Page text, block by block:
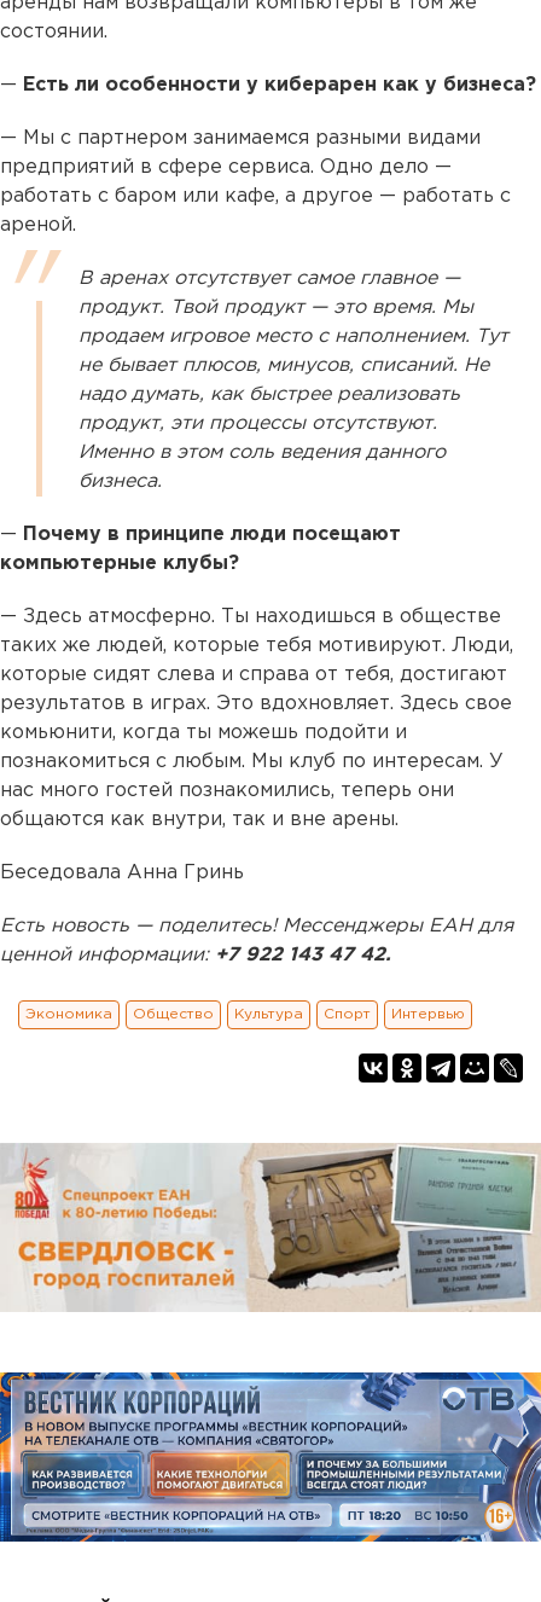
состоянии.
— Есть ли особенности у киберарен как у бизнеса?
— Мы с партнером занимаемся разными видами
предприятий в сфере сервиса. Одно дело —
работать с баром или кафе, а другое — работать с
ареной.
В аренах отсутствует самое главное —
продукт. Твой продукт — это время. Мы
продаем игровое место с наполнением. Тут
не бывает плюсов, минусов, списаний. Не
надо думать, как быстрее реализовать
продукт, эти процессы отсутствуют.
Именно в этом соль ведения данного
бизнеса.
— Почему в принципе люди посещают
компьютерные клубы?
— Здесь атмосферно. Ты находишься в обществе
таких же людей, которые тебя мотивируют. Люди,
которые сидят слева и справа от тебя, достигают
результатов в играх. Это вдохновляет. Здесь свое
комьюнити, когда ты можешь подойти и
познакомиться с любым. Мы клуб по интересам. У
нас много гостей познакомились, теперь они
общаются как внутри, так и вне арены.
Беседовала Анна Гринь
Есть новость — поделитесь! Мессенджеры ЕАН для
ценной информации: +7 922 143 47 42.
Экономика Общество Культура Спорт Интервью